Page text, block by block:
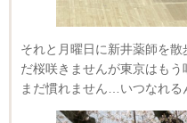
それと月曜日に新井薬師を
だ桜咲きませんが東京はも
まだ慣れません…いつなれ